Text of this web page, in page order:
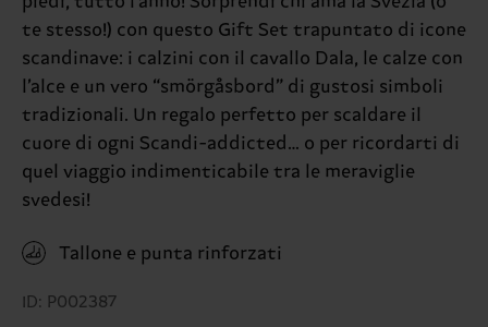
te stesso!) con questo Gift Set trapuntato di icone
scandinave: i calzini con il cavallo Dala, le calze con
l’alce e un vero “smörgåsbord” di gustosi simboli
tradizionali. Un regalo perfetto per scaldare il
cuore di ogni Scandi-addicted… o per ricordarti di
quel viaggio indimenticabile tra le meraviglie
svedesi!
Tallone e punta rinforzati
ID: P002387